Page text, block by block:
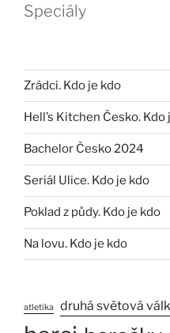
Speciály
Zrádci. Kdo je kdo
Hell’s Kitchen Česko. Kdo
Bachelor Česko 2024
Seriál Ulice. Kdo je kdo
Poklad z půdy. Kdo je kdo
Na lovu. Kdo je kdo
atletika druhá světová